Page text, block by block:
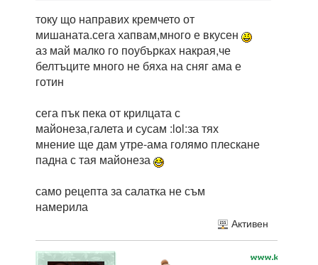
току що направих кремчето от
мишаната.сега хапвам,много е вкусен
аз май малко го поубърках накрая,че
белтъците много не бяха на сняг ама е
готин
сега пък пека от крилцата с
майонеза,галета и сусам :lol:за тях
мнение ще дам утре-ама голямо плескане
падна с тая майонеза
само рецепта за салатка не съм
намерила
Активен